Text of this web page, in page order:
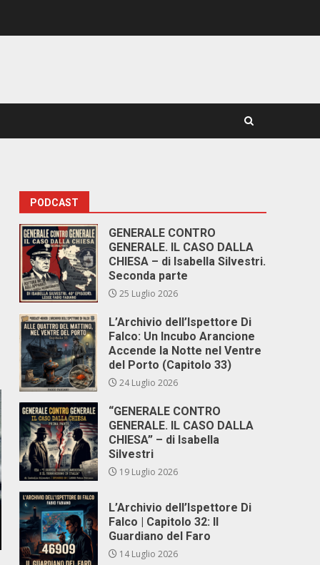
PODCAST
GENERALE CONTRO
GENERALE. IL CASO DALLA
CHIESA – di Isabella Silvestri.
Seconda parte
25 Luglio 2026
L’Archivio dell’Ispettore Di
Falco: Un Incubo Arancione
Accende la Notte nel Ventre
del Porto (Capitolo 33)
24 Luglio 2026
“GENERALE CONTRO
GENERALE. IL CASO DALLA
CHIESA” – di Isabella
Silvestri
19 Luglio 2026
L’Archivio dell’Ispettore Di
Falco | Capitolo 32: Il
Guardiano del Faro
14 Luglio 2026